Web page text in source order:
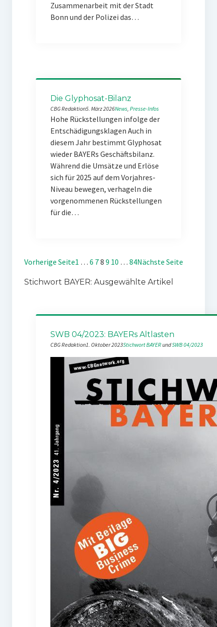
Zusammenarbeit mit der Stadt
Bonn und der Polizei das…
Die Glyphosat-Bilanz
CBG Redaktion5. März 2026News, Presse-Infos
Hohe Rückstellungen infolge der
Entschädigungsklagen Auch in
diesem Jahr bestimmt Glyphosat
wieder BAYERs Geschäftsbilanz.
Während die Umsätze und Erlöse
sich für 2025 auf dem Vorjahres-
Niveau bewegen, verhageln die
vorgenommenen Rückstellungen
für die…
Vorherige Seite1 … 6 78 9 10 … 84Nächste Seite
Stichwort BAYER: Ausgewählte Artikel
SWB 04/2023: BAYERs Altlasten
CBG Redaktion1. Oktober 2023Stichwort BAYER und SWB 04/2023